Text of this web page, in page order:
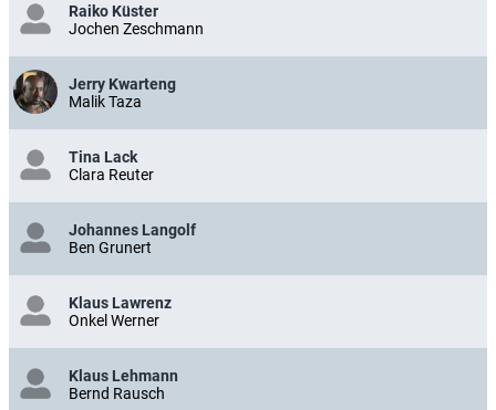
Raiko Küster
Jochen Zeschmann
Jerry Kwarteng
Malik Taza
Tina Lack
Clara Reuter
Johannes Langolf
Ben Grunert
Klaus Lawrenz
Onkel Werner
Klaus Lehmann
Bernd Rausch